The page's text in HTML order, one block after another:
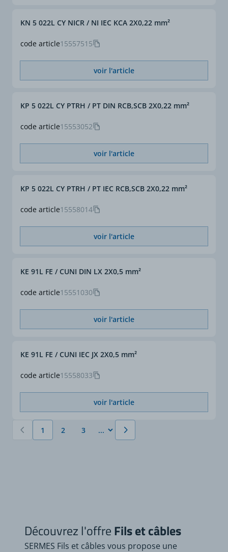
code article15557515
KN 5 022L CY NICR / NI IEC KCA 2X0,22 mm²
voir l'article
code article15553052
KP 5 022L CY PTRH / PT DIN RCB,SCB 2X0,22 mm²
voir l'article
code article15558014
KP 5 022L CY PTRH / PT IEC RCB,SCB 2X0,22 mm²
voir l'article
code article15551030
KE 91L FE / CUNI DIN LX 2X0,5 mm²
voir l'article
code article15558033
KE 91L FE / CUNI IEC JX 2X0,5 mm²
voir l'article
Vous lisez actuellement la page
1 Page
2 Page
3
Découvrez l'offreFils et câbles
SERMES Fils et câbles vous propose une